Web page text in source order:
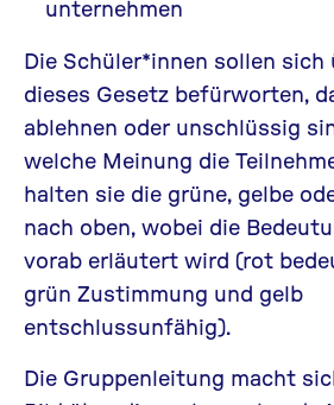
unternehmen
Die Schüler*innen sollen sich
dieses Gesetz befürworten,
ablehnen oder unschlüssig
welche Meinung die
halten sie die grüne, gelbe
nach oben, wobei die
vorab erläutert wird (rot
grün Zustimmung und gelb
entschlussunfähig).
Die Gruppenleitung macht